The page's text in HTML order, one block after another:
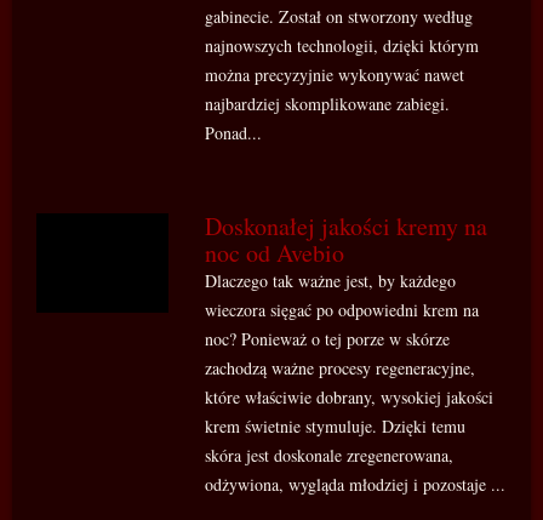
gabinecie. Został on stworzony według
najnowszych technologii, dzięki którym
można precyzyjnie wykonywać nawet
najbardziej skomplikowane zabiegi.
Ponad...
Doskonałej jakości kremy na
noc od Avebio
Dlaczego tak ważne jest, by każdego
wieczora sięgać po odpowiedni krem na
noc? Ponieważ o tej porze w skórze
zachodzą ważne procesy regeneracyjne,
które właściwie dobrany, wysokiej jakości
krem świetnie stymuluje. Dzięki temu
skóra jest doskonale zregenerowana,
odżywiona, wygląda młodziej i pozostaje ...